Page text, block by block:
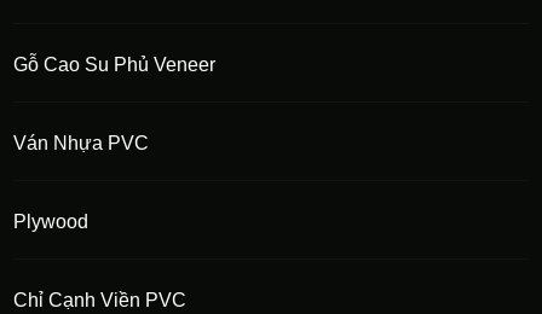
Gỗ Cao Su Phủ Veneer
Ván Nhựa PVC
Plywood
Chỉ Cạnh Viền PVC